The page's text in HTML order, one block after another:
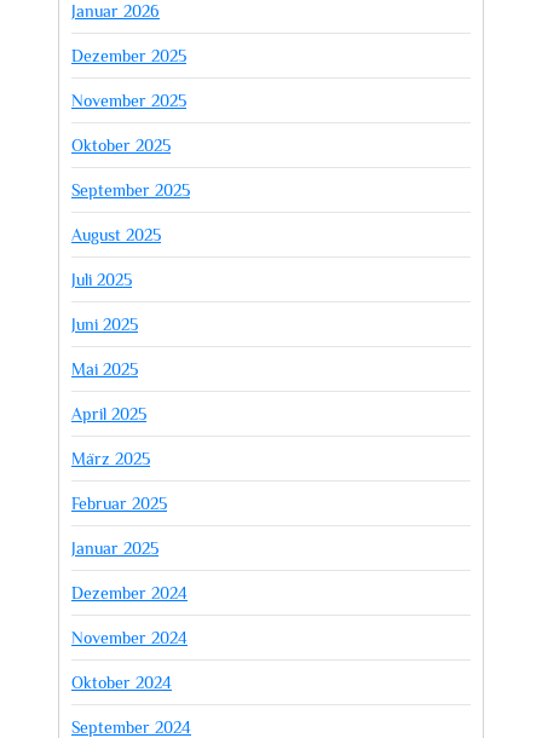
Januar 2026
Dezember 2025
November 2025
Oktober 2025
September 2025
August 2025
Juli 2025
Juni 2025
Mai 2025
April 2025
März 2025
Februar 2025
Januar 2025
Dezember 2024
November 2024
Oktober 2024
September 2024